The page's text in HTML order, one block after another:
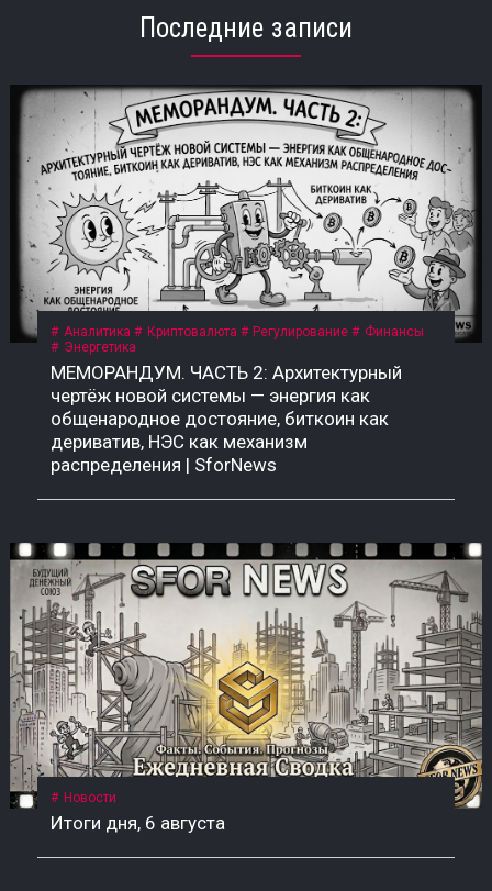
Последние записи
Аналитика Криптовалюта Регулирование
Финансы
Энергетика
МЕМОРАНДУМ. ЧАСТЬ 2: Архитектурный
чертёж новой системы — энергия как
общенародное достояние, биткоин как
дериватив, НЭС как механизм
распределения | SforNews
Новости
Итоги дня, 6 августа